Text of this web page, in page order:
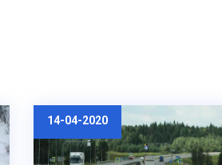
14-04-2020